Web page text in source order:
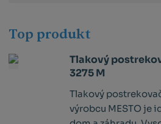
Top produkt
Tlakový
3275 M
Tlakový
výrobcu MESTO je